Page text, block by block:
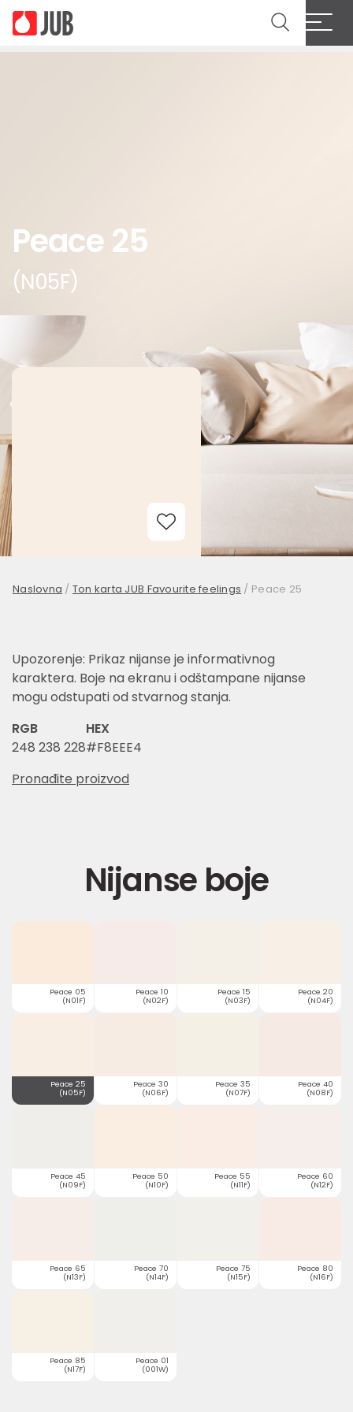
Peace 25
(N05F)
Add to Wishlist
Naslovna / Ton karta JUB Favourite feelings / Peace 25
Upozorenje: Prikaz nijanse je informativnog
karaktera. Boje na ekranu i odštampane nijanse
mogu odstupati od stvarnog stanja.
RGB
248 238 228
HEX
#F8EEE4
Pronađite proizvod
Nijanse boje
Peace 05
(N01F)
Peace 10
(N02F)
Peace 15
(N03F)
Peace 20
(N04F)
Peace 25
(N05F)
Peace 30
(N06F)
Peace 35
(N07F)
Peace 40
(N08F)
Peace 45
(N09F)
Peace 50
(N10F)
Peace 55
(N11F)
Peace 60
(N12F)
Peace 65
(N13F)
Peace 70
(N14F)
Peace 75
(N15F)
Peace 80
(N16F)
Peace 85
(N17F)
Peace 01
(001W)